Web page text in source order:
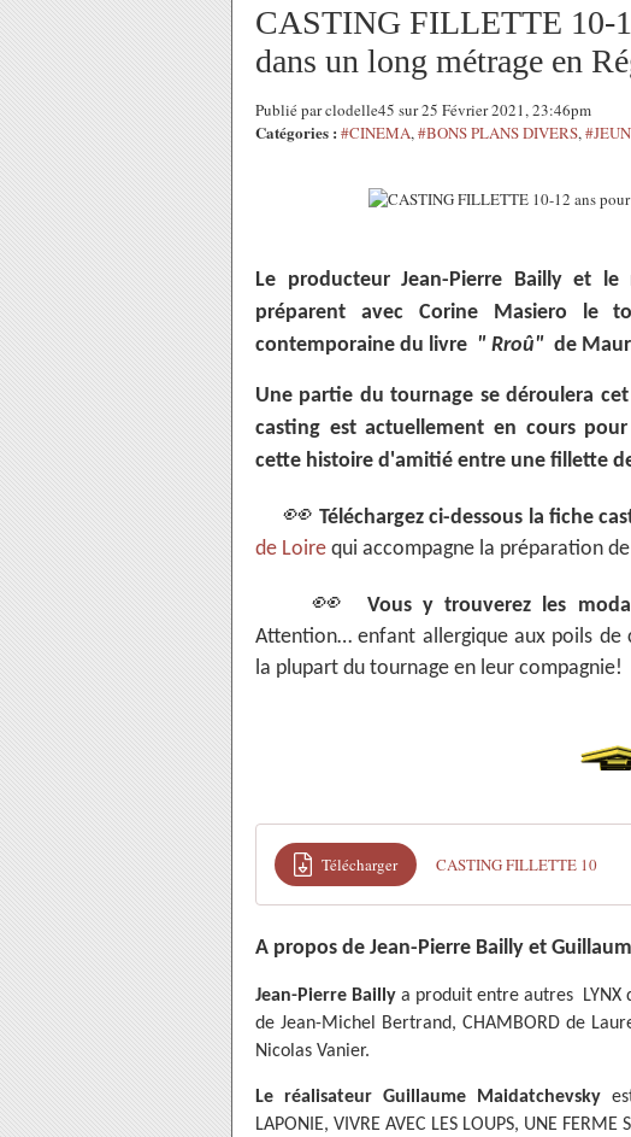
CASTING FILLETTE 10-
dans un long métrage en
Publié par clodelle45 sur 25 Février 2021, 23:46pm
Catégories : #CINEMA,#BONS PLANS DIVERS,
Le producteur Jean-Pierre Bailly et le
préparent avec Corine Masiero le
contemporaine du livre " Rroû" de
Une partie du tournage se déroulera
casting est actuellement en cours
cette histoire d'amitié entre une fillette
👀 Téléchargez ci-dessous la fiche
de Loire qui accompagne la préparation
👀
Vous y trouverez les
Attention… enfant allergique aux poils de
la plupart du tournage en leur compagnie!
Télécharger CASTING FILLETTE 10
A propos de Jean-Pierre Bailly et
Jean-Pierre Bailly a produit entre autres LYNX
de Jean-Michel Bertrand, CHAMBORD de
Nicolas Vanier.
Le réalisateur Guillaume Maidatchevskyest
LAPONIE, VIVRE AVEC LES LOUPS, UNE FERME